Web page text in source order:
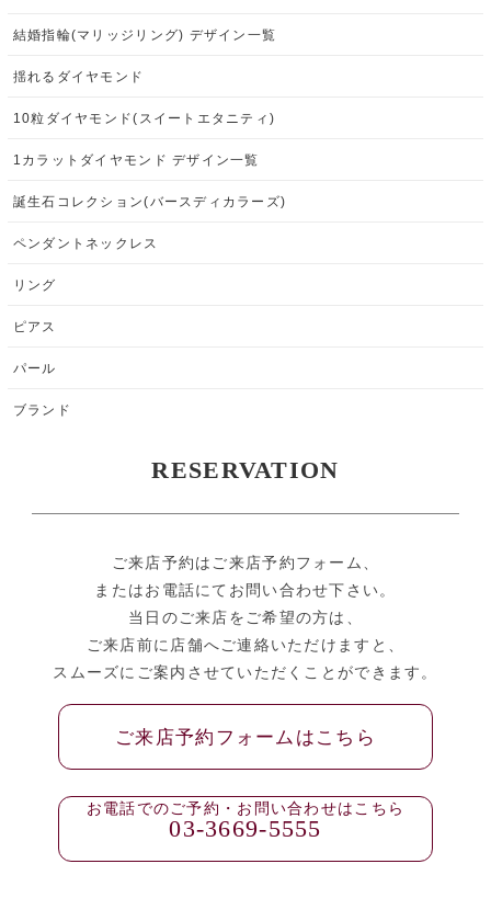
結婚指輪(マリッジリング) デザイン一覧
揺れるダイヤモンド
10粒ダイヤモンド(スイートエタニティ)
1カラットダイヤモンド デザイン一覧
誕生石コレクション(バースディカラーズ)
ペンダントネックレス
リング
ピアス
パール
ブランド
RESERVATION
ご来店予約はご来店予約フォーム、
またはお電話にてお問い合わせ下さい。
当日のご来店をご希望の方は、
ご来店前に店舗へご連絡いただけますと、
スムーズにご案内させていただくことができます。
ご来店予約フォームはこちら
お電話でのご予約・お問い合わせはこちら
03-3669-5555